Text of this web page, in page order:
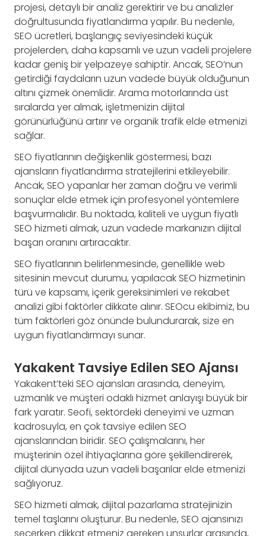
projesi, detaylı bir analiz gerektirir ve bu analizler
doğrultusunda fiyatlandırma yapılır. Bu nedenle,
SEO ücretleri, başlangıç seviyesindeki küçük
projelerden, daha kapsamlı ve uzun vadeli projelere
kadar geniş bir yelpazeye sahiptir. Ancak, SEO’nun
getirdiği faydaların uzun vadede büyük olduğunun
altını çizmek önemlidir. Arama motorlarında üst
sıralarda yer almak, işletmenizin dijital
görünürlüğünü artırır ve organik trafik elde etmenizi
sağlar.
SEO fiyatlarının değişkenlik göstermesi, bazı
ajansların fiyatlandırma stratejilerini etkileyebilir.
Ancak, SEO yapanlar her zaman doğru ve verimli
sonuçlar elde etmek için profesyonel yöntemlere
başvurmalıdır. Bu noktada, kaliteli ve uygun fiyatlı
SEO hizmeti almak, uzun vadede markanızın dijital
başarı oranını artıracaktır.
SEO fiyatlarının belirlenmesinde, genellikle web
sitesinin mevcut durumu, yapılacak SEO hizmetinin
türü ve kapsamı, içerik gereksinimleri ve rekabet
analizi gibi faktörler dikkate alınır. SEOcu ekibimiz, bu
tüm faktörleri göz önünde bulundurarak, size en
uygun fiyatlandırmayı sunar.
Yakakent Tavsiye Edilen SEO Ajansı
Yakakent’teki SEO ajansları arasında, deneyim,
uzmanlık ve müşteri odaklı hizmet anlayışı büyük bir
fark yaratır. Seofi, sektördeki deneyimi ve uzman
kadrosuyla, en çok tavsiye edilen SEO
ajanslarından biridir. SEO çalışmalarını, her
müşterinin özel ihtiyaçlarına göre şekillendirerek,
dijital dünyada uzun vadeli başarılar elde etmenizi
sağlıyoruz.
SEO hizmeti almak, dijital pazarlama stratejinizin
temel taşlarını oluşturur. Bu nedenle, SEO ajansınızı
seçerken dikkat etmeniz gereken unsurlar arasında,